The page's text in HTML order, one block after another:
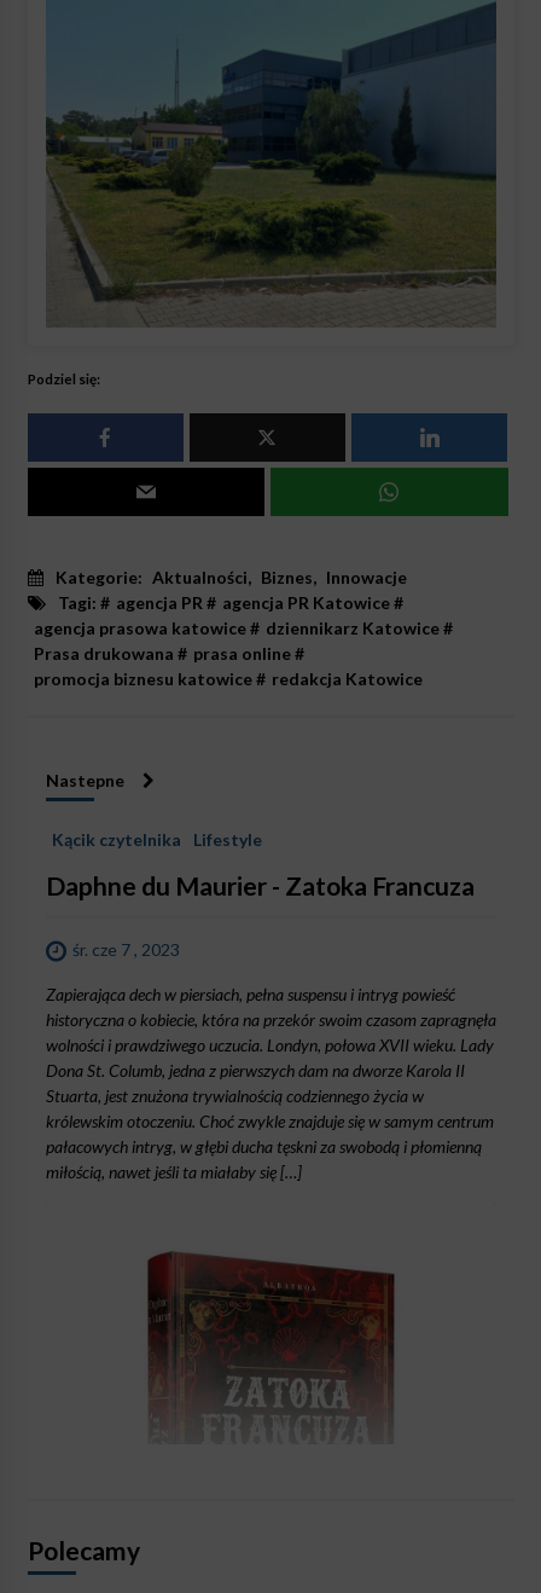
Podziel się:
Kategorie: Aktualności, Biznes, Innowacje
Tagi: # agencja PR # agencja PR Katowice#
agencja prasowa katowice# dziennikarz Katowice#
Prasa drukowana # prasa online#
promocja biznesu katowice# redakcja Katowice
Nastepne
Kącik czytelnika Lifestyle
Daphne du Maurier - Zatoka Francuza
śr. cze 7 , 2023
Zapierająca dech w piersiach, pełna suspensu i intryg powieść
historyczna o kobiecie, która na przekór swoim czasom zapragnęła
wolności i prawdziwego uczucia. Londyn, połowa XVII wieku. Lady
Dona St. Columb, jedna z pierwszych dam na dworze Karola II
Stuarta, jest znużona trywialnością codziennego życia w
królewskim otoczeniu. Choć zwykle znajduje się w samym centrum
pałacowych intryg, w głębi ducha tęskni za swobodą i płomienną
miłością, nawet jeśli ta miałaby się […]
Polecamy